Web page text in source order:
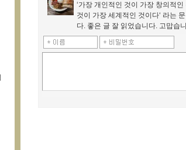
‘가장 개인적인 것이 가장 창의적
것이 가장 세계적인 것이다‘ 라는
다. 좋은 글 잘 읽었습니다. 고맙습